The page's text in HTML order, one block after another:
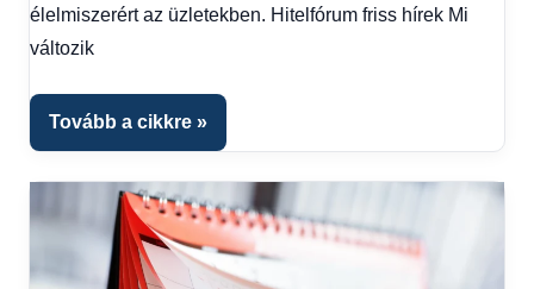
Hitel
élelmiszerért az üzletekben. Hitelfórum friss hírek Mi
változik
Tovább a cikkre